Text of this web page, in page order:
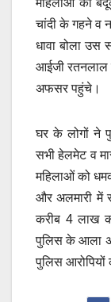
महिलाओं को
चांदी के गहने व
धावा बोला
आईजी रतनलाल
अफसर पहुंचे।
घर के लोगों ने
सभी हेलमेट व
महिलाओं को
और अलमारी में
करीब 4 लाख
पुलिस के आला
पुलिस आरोपियों